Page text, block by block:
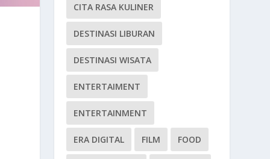
CITA RASA KULINER
DESTINASI LIBURAN
DESTINASI WISATA
ENTERTAIMENT
ENTERTAINMENT
ERA DIGITAL FILM FOOD